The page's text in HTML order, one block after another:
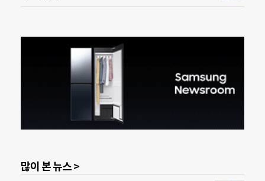
많이 본 뉴스 >